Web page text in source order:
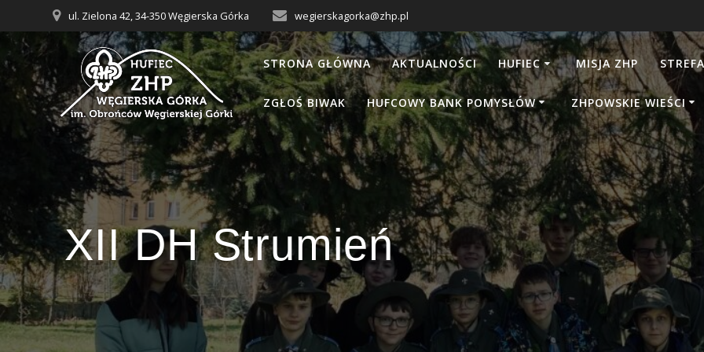
do
treści
ul. Zielona 42, 34-350 Węgierska Górka wegierskagorka@zhp.pl
STRONA GŁÓWNA AKTUALNOŚCI HUFIEC MISJA ZHP
ZGŁOŚ BIWAK HUFCOWY BANK POMYSŁÓW ZHPOWSKIE WIEŚCI
XII DH Strumień